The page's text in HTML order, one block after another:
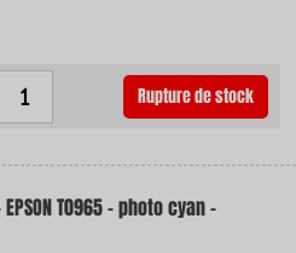
Rupture de stock
T0965 - photo cyan -